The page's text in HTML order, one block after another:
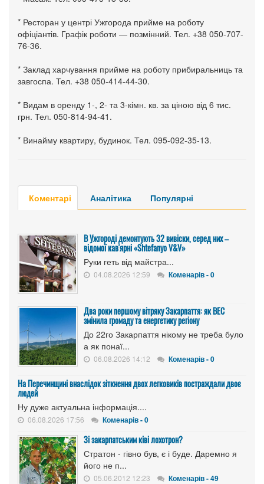
* Ресторан у центрі Ужгорода прийме на роботу
офіціантів. Графік роботи — позмінний. Тел. +38 050-707-
76-36.
* Заклад харчування прийме на роботу прибиральниць та
завгоспа. Тел. +38 050-414-44-30.
* Видам в оренду 1-, 2- та 3-кімн. кв. за ціною від 6 тис.
грн. Тел. 050-814-94-41.
* Винайму квартиру, будинок. Тел. 095-092-35-13.
Коментарі Аналітика Популярні
В Ужгороді демонтують 32 вивіски, серед них –
відомої кав'ярні «Shtefanyo V&V»
Руки геть від майстра...
04.08.2026 12:59 Коменарів - 0
Два роки першому вітряку Закарпаття: як ВЕС
змінила громаду та енергетику регіону
До 22го Закарпаття нікому не треба було
а як понаї...
06.08.2026 14:12 Коменарів - 0
На Перечинщині внаслідок зіткнення двох легковиків постраждали двоє
людей
Ну дуже актуальна інформація....
06.08.2026 17:56 Коменарів - 0
Зі закарпатським ківі лохотрон?
Стратон - гівно був, є і буде. Даремно я
його не п...
05.06.2012 12:23 Коменарів - 49